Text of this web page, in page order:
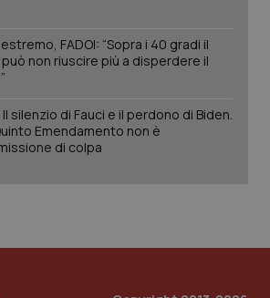
& Testa Collo
FADOI: “Sopra i 40 gradi il
non riuscire più a disperdere il
Il silenzio di Fauci e il perdono di Biden.
Emendamento non è
di colpa
www.quotidianosanita.it
ironfish-